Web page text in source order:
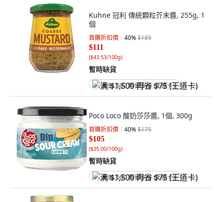
Kuhne 冠利 傳統顆粒芥末醬, 255g, 1
個
首購折扣價 40%$185
$111
($43.53/100g)
暫時缺貨
满 $1,500 再省 $75 (王道卡)
Poco Loco 酸奶莎莎醬, 1個, 300g
首購折扣價 40%$175
$105
($35.00/100g)
暫時缺貨
满 $1,500 再省 $75 (王道卡)